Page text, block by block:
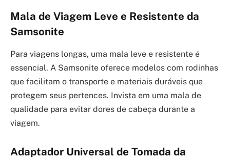
Mala de Viagem Leve e Resistente da
Samsonite
Para viagens longas, uma mala leve e resistente é
essencial. A Samsonite oferece modelos com rodinhas
que facilitam o transporte e materiais duráveis que
protegem seus pertences. Invista em uma mala de
qualidade para evitar dores de cabeça durante a
viagem.
Adaptador Universal de Tomada da